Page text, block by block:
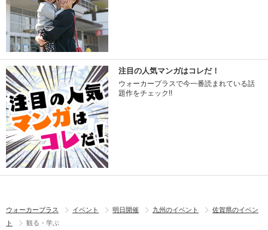
注目の人気マンガはコレだ！
ウォーカープラスで今一番読まれている話
題作をチェック!!
ウォーカープラス イベント 明日開催 九州のイベント
佐賀県のイベン
ト
観る・学ぶ